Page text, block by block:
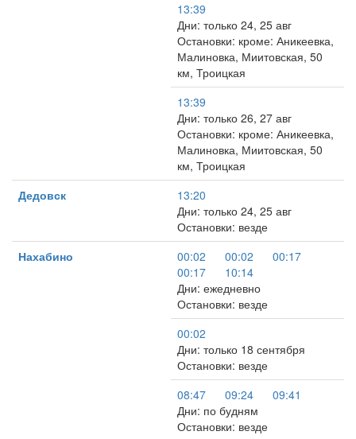
13:39
Дни: только 24, 25 авг
Остановки: кроме: Аникеевка,
Малиновка, Миитовская, 50
км, Троицкая
13:39
Дни: только 26, 27 авг
Остановки: кроме: Аникеевка,
Малиновка, Миитовская, 50
км, Троицкая
Дедовск
13:20
Дни: только 24, 25 авг
Остановки: везде
Нахабино
00:02 00:02
00:17
00:17
10:14
Дни: ежедневно
Остановки: везде
00:02
Дни: только 18 сентября
Остановки: везде
08:47
09:24
09:41
Дни: по будням
Остановки: везде